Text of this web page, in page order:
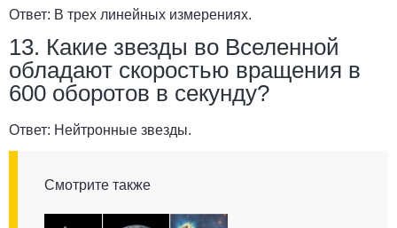
Ответ: В трех линейных измерениях.
13. Какие звезды во Вселенной
обладают скоростью вращения в
600 оборотов в секунду?
Ответ: Нейтронные звезды.
Смотрите также